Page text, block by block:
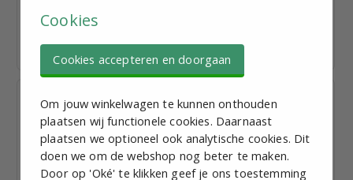
Stelvoet M8, D = 80mm, L = 100mm,
Roestvaststaal, met montage gaten
€ 10,12excl. BTW p.st.
Bekijk staffelkorting
Cookies
Cookies accepteren en doorgaan
Om jouw winkelwagen te kunnen onthouden
plaatsen wij functionele cookies. Daarnaast
plaatsen we optioneel ook analytische cookies. Dit
doen we om de webshop nog beter te maken.
Door op 'Oké' te klikken geef je ons toestemming